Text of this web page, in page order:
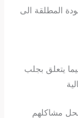
المطلقة الى
يتعلق بجلب
لحل مشاكلهم